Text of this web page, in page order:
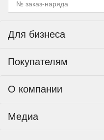
Для бизнеса
Тендеры и гос закупки
Покупателям
Пункты выдачи
Доставка
Гарантия и возврат
О компании
Реквизиты
Медиа